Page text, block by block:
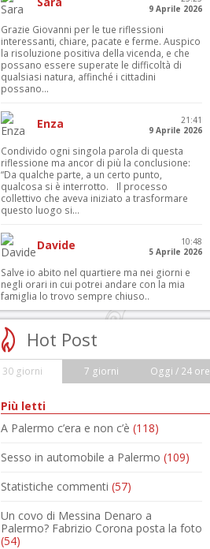
9 Aprile 2026
Grazie Giovanni per le tue riflessioni
interessanti, chiare, pacate e ferme. Auspico
la risoluzione positiva della vicenda, e che
possano essere superate le difficoltà di
qualsiasi natura, affinché i cittadini
possano...
Enza
21:41
9 Aprile 2026
Condivido ogni singola parola di questa
riflessione ma ancor di più la conclusione:
“Da qualche parte, a un certo punto,
qualcosa si è interrotto. Il processo
collettivo che aveva iniziato a trasformare
questo luogo si...
Davide
10:48
5 Aprile 2026
Salve io abito nel quartiere ma nei giorni e
negli orari in cui potrei andare con la mia
famiglia lo trovo sempre chiuso..
Hot Post
30 giorni 7 giorni Oggi / 24 ore
Più letti
A Palermo c’era e non c’è (118)
Sesso in automobile a Palermo (109)
Statistiche commenti (57)
Un covo di Messina Denaro a
Palermo? Fabrizio Corona posta la foto
(54)